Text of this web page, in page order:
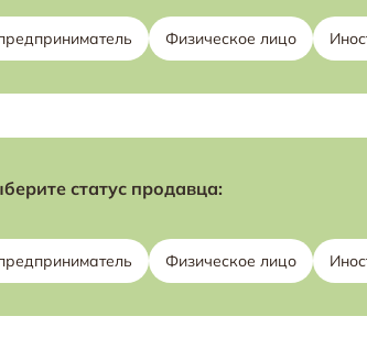
Физическое лицо
статус продавца:
Физическое лицо